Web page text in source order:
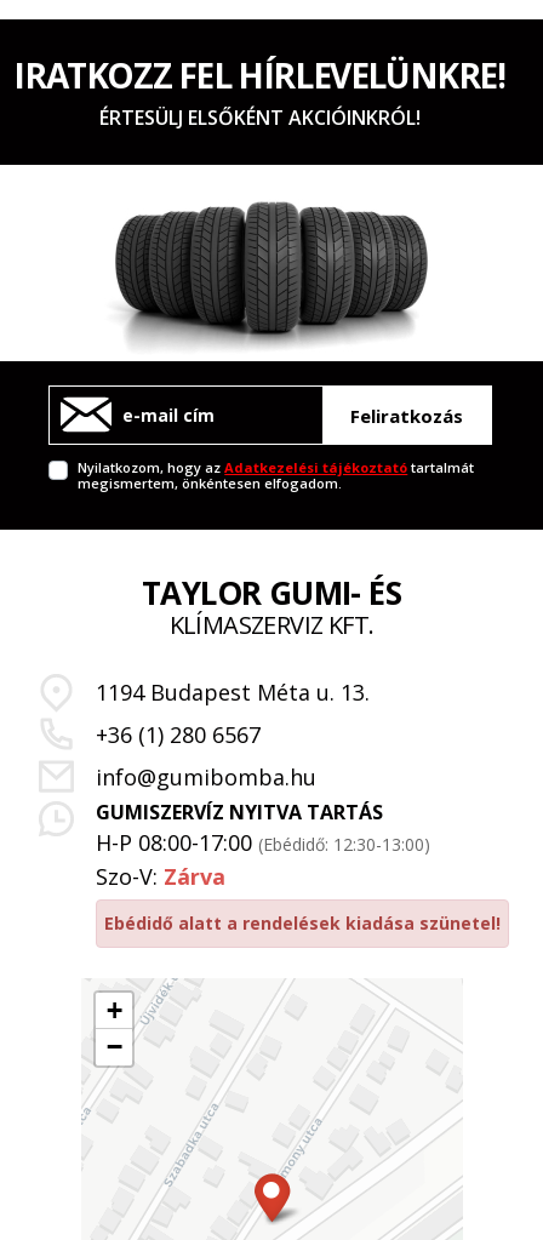
IRATKOZZ FEL HÍRLEVELÜNKRE!
ÉRTESÜLJ ELSŐKÉNT AKCIÓINKRÓL!
Feliratkozás
Nyilatkozom, hogy azAdatkezelési tájékoztató tartalmát
megismertem, önkéntesen elfogadom.
+
−
TAYLOR GUMI- ÉS
KLÍMASZERVIZ KFT.
1194 Budapest Méta u. 13.
+36 (1) 280 6567
info@gumibomba.hu
GUMISZERVÍZ NYITVA TARTÁS
H-P 08:00-17:00 (Ebédidő: 12:30-13:00)
Szo-V: Zárva
Ebédidő alatt a rendelések kiadása szünetel!